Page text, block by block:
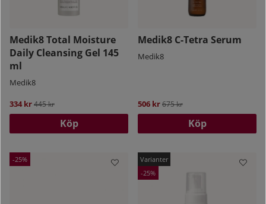
Medik8 Total Moisture
Daily Cleansing Gel 145
ml
Medik8
334 krOrdinarie pris:
445 kr
Köp
Medik8 C-Tetra Serum
Medik8
506 krOrdinarie pris:
675 kr
Köp
25
25